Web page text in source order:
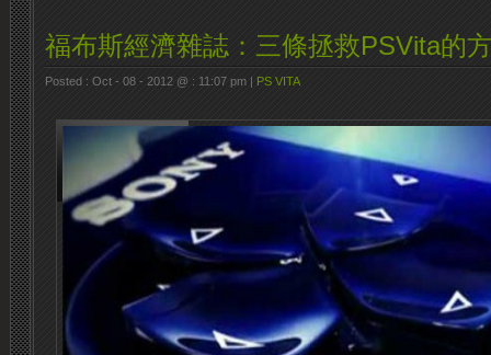
福布斯經濟雜誌：三條拯救PSVita的
Posted : Oct - 08 - 2012 @ : 11:07 pm | PS VITA